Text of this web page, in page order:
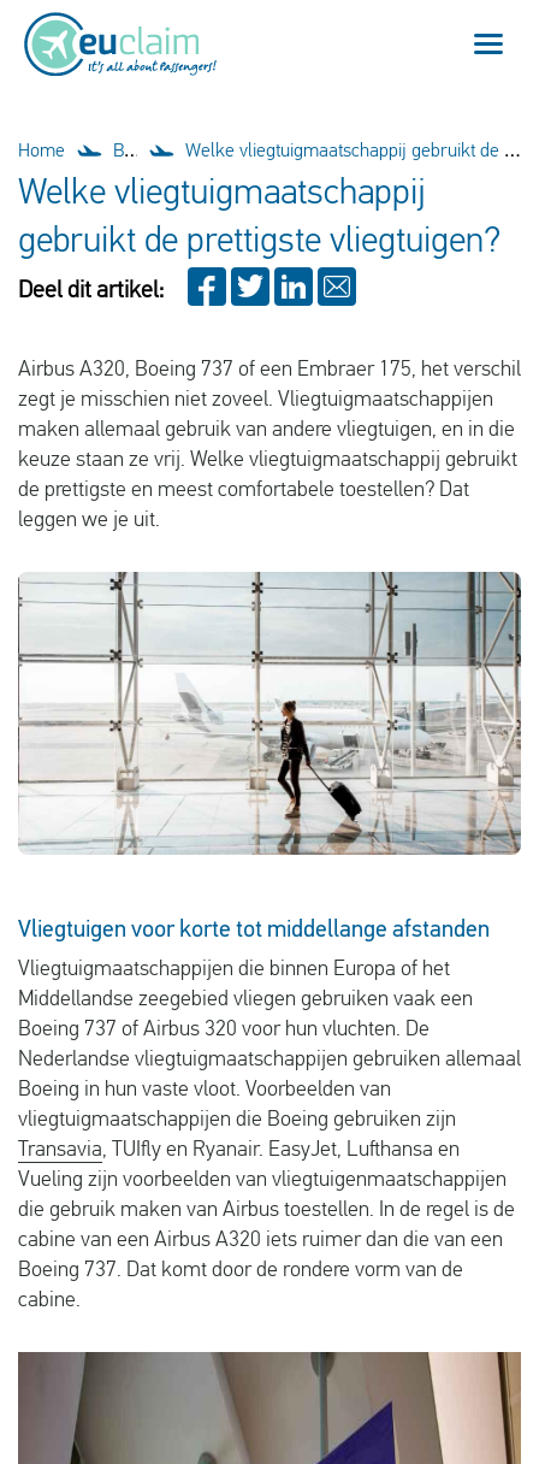
Gemaakte kosten
Vlucht gewijzigd
Aansluiting gemist
Nederlands
Vlucht vertraagd
Vlucht geannuleerd
Inloggen
Home Blog Welke vliegtuigmaatschappij gebruikt de prettigste vliegtuigen?
Welke vliegtuigmaatschappij
gebruikt de prettigste vliegtuigen?
Deel dit artikel:
Airbus A320, Boeing 737 of een Embraer 175, het verschil
zegt je misschien niet zoveel. Vliegtuigmaatschappijen
maken allemaal gebruik van andere vliegtuigen, en in die
keuze staan ze vrij. Welke vliegtuigmaatschappij gebruikt
de prettigste en meest comfortabele toestellen? Dat
leggen we je uit.
Vliegtuigen voor korte tot middellange afstanden
Vliegtuigmaatschappijen die binnen Europa of het
Middellandse zeegebied vliegen gebruiken vaak een
Boeing 737 of Airbus 320 voor hun vluchten. De
Nederlandse vliegtuigmaatschappijen gebruiken allemaal
Boeing in hun vaste vloot. Voorbeelden van
vliegtuigmaatschappijen die Boeing gebruiken zijn
Transavia, TUIfly en Ryanair. EasyJet, Lufthansa en
Vueling zijn voorbeelden van vliegtuigenmaatschappijen
die gebruik maken van Airbus toestellen. In de regel is de
cabine van een Airbus A320 iets ruimer dan die van een
Boeing 737. Dat komt door de rondere vorm van de
cabine.